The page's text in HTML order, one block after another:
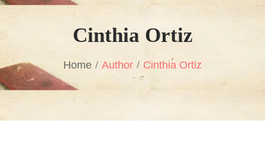
Cinthia Ortiz
Home Author Cinthia Ortiz